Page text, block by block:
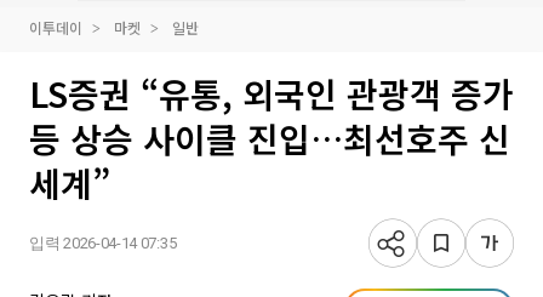
이투데이 마켓 일반
LS증권 “유통, 외국인 관광객 증가
등 상승 사이클 진입…최선호주 신
세계”
입력 2026-04-14 07:35